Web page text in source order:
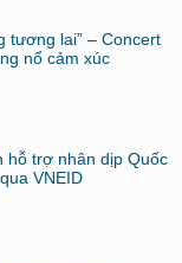
tương lai” – Concert
nổ cảm xúc
hỗ trợ nhân dịp Quốc
VNEID